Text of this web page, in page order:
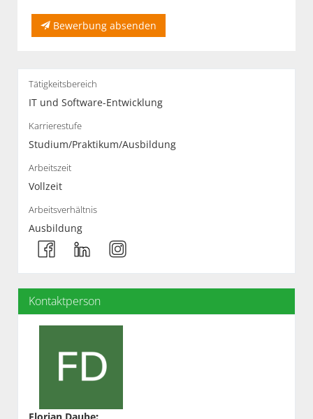
Bewerbung absenden
Tätigkeitsbereich
IT und Software-Entwicklung
Karrierestufe
Studium/Praktikum/Ausbildung
Arbeitszeit
Vollzeit
Arbeitsverhältnis
Ausbildung
Kontaktperson